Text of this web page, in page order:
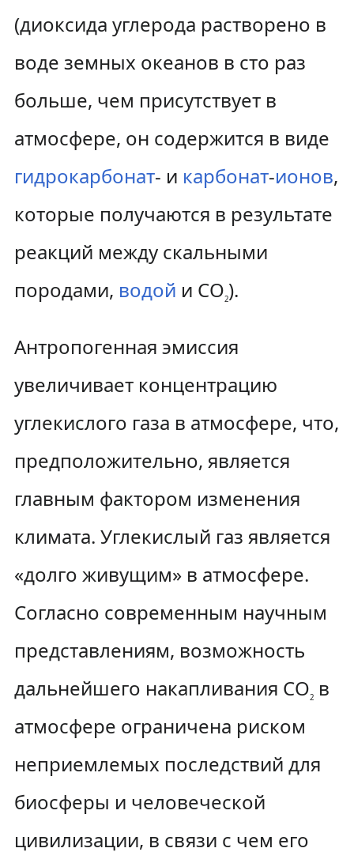
(диоксида углерода растворено в
воде земных океанов в сто раз
больше, чем присутствует в
атмосфере, он содержится в виде
гидрокарбонат- и карбонат-ионов,
которые получаются в результате
реакций между скальными
породами, водой и CO2).
Антропогенная эмиссия
увеличивает концентрацию
углекислого газа в атмосфере, что,
предположительно, является
главным фактором изменения
климата. Углекислый газ является
«долго живущим» в атмосфере.
Согласно современным научным
представлениям, возможность
дальнейшего накапливания СО2в
атмосфере ограничена риском
неприемлемых последствий для
биосферы и человеческой
цивилизации, в связи с чем его